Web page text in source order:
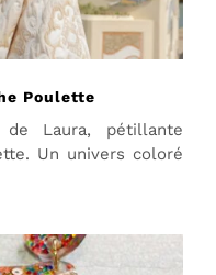
Poulette
Laura, pétillante
Un univers coloré